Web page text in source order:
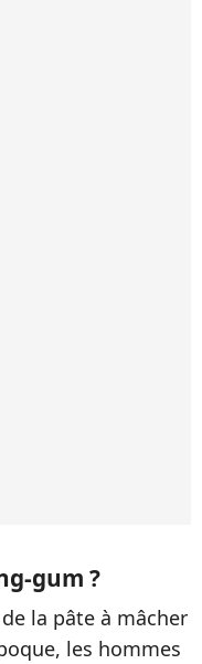
gum ?
la pâte à mâcher
les hommes